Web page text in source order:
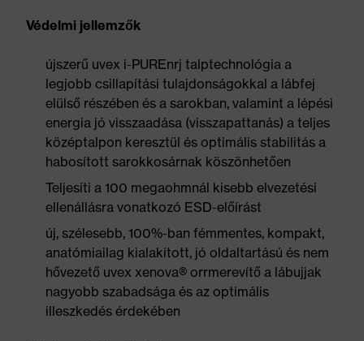
Védelmi jellemzők
újszerű uvex i-PUREnrj talptechnológia a
legjobb csillapítási tulajdonságokkal a lábfej
elülső részében és a sarokban, valamint a lépési
energia jó visszaadása (visszapattanás) a teljes
középtalpon keresztül és optimális stabilitás a
habosított sarokkosárnak köszönhetően
Teljesíti a 100 megaohmnál kisebb elvezetési
ellenállásra vonatkozó ESD-előírást
új, szélesebb, 100%-ban fémmentes, kompakt,
anatómiailag kialakított, jó oldaltartású és nem
hővezető uvex xenova® orrmerevítő a lábujjak
nagyobb szabadsága és az optimális
illeszkedés érdekében